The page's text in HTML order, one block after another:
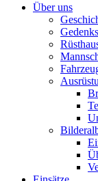
Über uns